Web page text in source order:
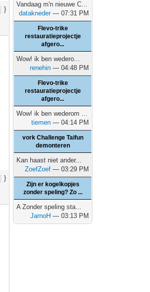
}
}
Vandaag m'n nieuwe C...
datakneder— 07:31 PM
Flevo-trike
restauratieprojectje
afgero...
Wow! ik ben wedero...
renehin — 04:48 PM
Flevo-trike
restauratieprojectje
afgero...
Wow! ik ben wederom ...
tiemen — 04:14 PM
vork Challenge Taifun
demonteren
Kan haast niet ander...
ZoefZoef — 03:29 PM
Zijn er kogelkopjes
zonder speling? Zo ...
A Zonder speling sta...
JarnoH — 03:13 PM